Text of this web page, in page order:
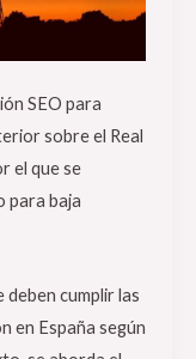
SEO para
sobre el Real
el que se
para baja
cumplir las
en España según